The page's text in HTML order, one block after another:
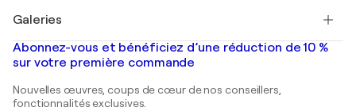
Banksy
Mr. Brainwash
Shepard Fairey
Tableaux abstraits à vendre
Peintures de paysage
Estampes
Peintures acryliques
Galeries
Galeries d'art en France
Galeries d'art en Belgique
Abonnez-vous et bénéficiez d’une réduction de 10 %
sur votre première commande
Nouvelles œuvres, coups de cœur de nos conseillers,
fonctionnalités exclusives.